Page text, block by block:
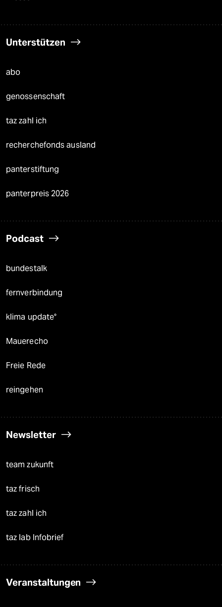
Unterstützen
abo
genossenschaft
taz zahl ich
recherchefonds ausland
panterstiftung
panterpreis 2026
Podcast
bundestalk
fernverbindung
klima update°
Mauerecho
Freie Rede
reingehen
Newsletter
team zukunft
taz frisch
taz zahl ich
taz lab Infobrief
Veranstaltungen